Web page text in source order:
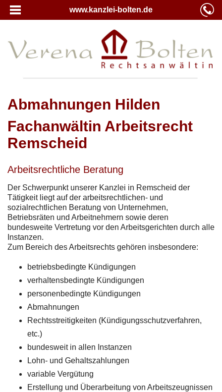
www.kanzlei-bolten.de
Abmahnungen Hilden
Fachanwältin Arbeitsrecht
Remscheid
Arbeitsrechtliche Beratung
Der Schwerpunkt unserer Kanzlei in Remscheid der
Tätigkeit liegt auf der arbeitsrechtlichen- und
sozialrechtlichen Beratung von Unternehmen,
Betriebsräten und Arbeitnehmern sowie deren
bundesweite Vertretung vor den Arbeitsgerichten durch alle
Instanzen.
Zum Bereich des Arbeitsrechts gehören insbesondere:
betriebsbedingte Kündigungen
verhaltensbedingte Kündigungen
personenbedingte Kündigungen
Abmahnungen
Rechtsstreitigkeiten (Kündigungsschutzverfahren,
etc.)
bundesweit in allen Instanzen
Lohn- und Gehaltszahlungen
variable Vergütung
Erstellung und Überarbeitung von Arbeitszeugnissen